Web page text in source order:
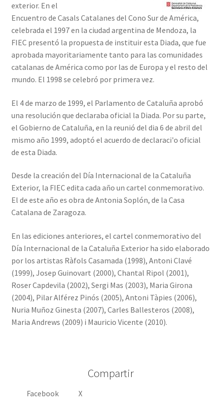
exterior. En el
Encuentro de Casals Catalanes del Cono Sur de América,
celebrada el 1997 en la ciudad argentina de Mendoza, la
FIEC presentó la propuesta de instituir esta Diada, que fue
aprobada mayoritariamente tanto para las comunidades
catalanas de América como por las de Europa y el resto del
mundo. El 1998 se celebró por primera vez.
El 4 de marzo de 1999, el Parlamento de Cataluña aprobó
una resolución que declaraba oficial la Diada. Por su parte,
el Gobierno de Cataluña, en la reunió del dia 6 de abril del
mismo año 1999, adoptó el acuerdo de declaraci'o oficial
de esta Diada.
Desde la creación del Día Internacional de la Cataluña
Exterior, la FIEC edita cada año un cartel conmemorativo.
El de este año es obra de Antonia Soplón, de la Casa
Catalana de Zaragoza.
En las ediciones anteriores, el cartel conmemorativo del
Día Internacional de la Cataluña Exterior ha sido elaborado
por los artistas Ràfols Casamada (1998), Antoni Clavé
(1999), Josep Guinovart (2000), Chantal Ripol (2001),
Roser Capdevila (2002), Sergi Mas (2003), Maria Girona
(2004), Pilar Alférez Pinós (2005), Antoni Tàpies (2006),
Nuria Muñoz Ginesta (2007), Carles Ballesteros (2008),
Maria Andrews (2009) i Mauricio Vicente (2010).
Compartir
Facebook X